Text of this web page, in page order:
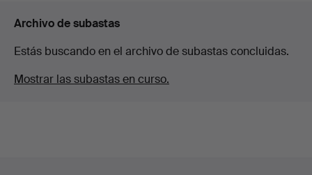
Archivo de subastas
Estás buscando en el archivo de subastas concluidas.
Mostrar las subastas en curso.